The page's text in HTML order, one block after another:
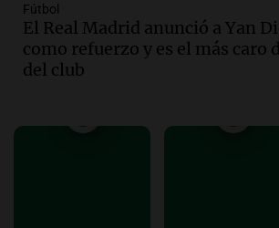
sus expectativas
Ahora país
Episodios
primeros ocho"
Fútbol
El Real Madrid anunció a Yan
como refuerzo y es el más caro
del club